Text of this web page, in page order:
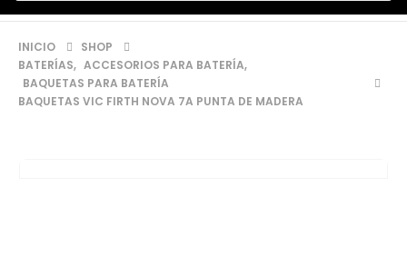
INICIO
SHOP
BATERÍAS, ACCESORIOS PARA BATERÍA,
BAQUETAS PARA BATERÍA
BAQUETAS VIC FIRTH NOVA 7A PUNTA DE MADERA